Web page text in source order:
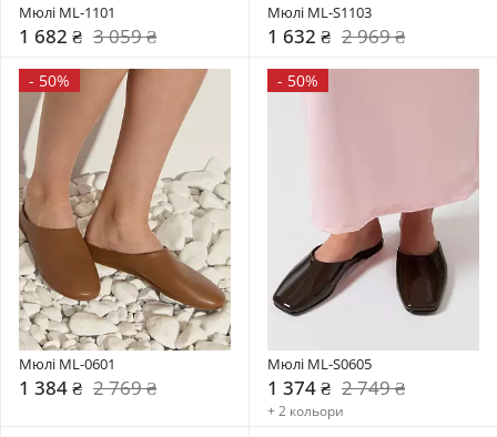
Мюлі ML-1101
1 682 ₴ 3 059 ₴
Мюлі ML-S1103
1 632 ₴ 2 969 ₴
- 50%
Мюлі ML-0601
1 384 ₴ 2 769 ₴
- 50%
Мюлі ML-S0605
1 374 ₴ 2 749 ₴
+ 2 кольори